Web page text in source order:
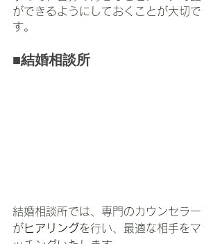
ができるようにしておくことが大切で
す。
■結婚相談所
結婚相談所では、専門のカウンセラー
が ヒアリングを行い、最適な相手をマ